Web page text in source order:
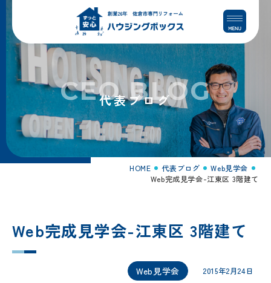
コ
テ
ン
ス
ナ
ゲ
ー
ン
代表ブログ
CEO BLOG
HOME 代表ブログ
Web見学会
Web完成見学会-江東区 3階建て
Web完成見学会-江東区 3階建て
Web見学会 2015年2月24日